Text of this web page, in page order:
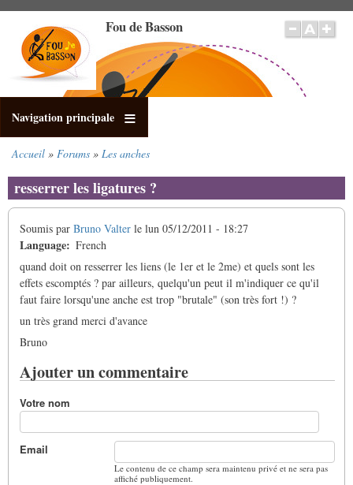
contenu
principal
Fou de Basson
Navigation principale
d'Ariane
Accueil Forums Les anches
resserrer les ligatures ?
Soumis par Bruno Valter le lun 05/12/2011 - 18:27
Language
French
quand doit on resserrer les liens (le 1er et le 2me) et quels sont les
effets escomptés ? par ailleurs, quelqu'un peut il m'indiquer ce qu'il
faut faire lorsqu'une anche est trop "brutale" (son très fort !) ?
un très grand merci d'avance
Bruno
Ajouter un commentaire
Votre nom
Email
Le contenu de ce champ sera maintenu privé et ne sera pas
affiché publiquement.